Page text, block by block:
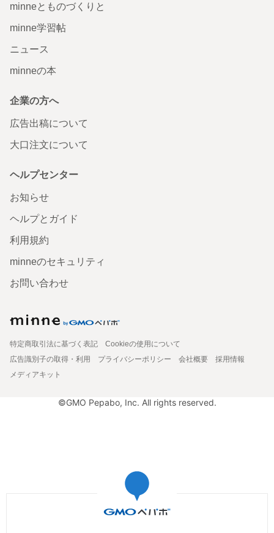
minneとものづくりと
minne学習帖
ニュース
minneの本
企業の方へ
広告出稿について
大口注文について
ヘルプセンター
お知らせ
ヘルプとガイド
利用規約
minneのセキュリティ
お問い合わせ
特定商取引法に基づく表記
Cookieの使用について
広告識別子の取得・利用
プライバシーポリシー 会社概要
採用情報
メディアキット
©GMO Pepabo, Inc. All rights reserved.